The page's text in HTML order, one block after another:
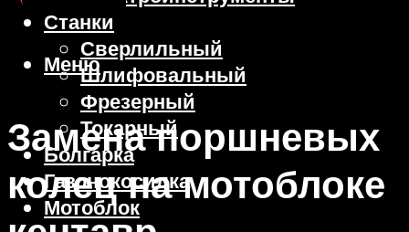
Станки
Сверлильный
Шлифовальный
Фрезерный
Токарный
Болгарка
Газонокосилка
Мотоблок
Меню
Замена поршневых
колец на мотоблоке